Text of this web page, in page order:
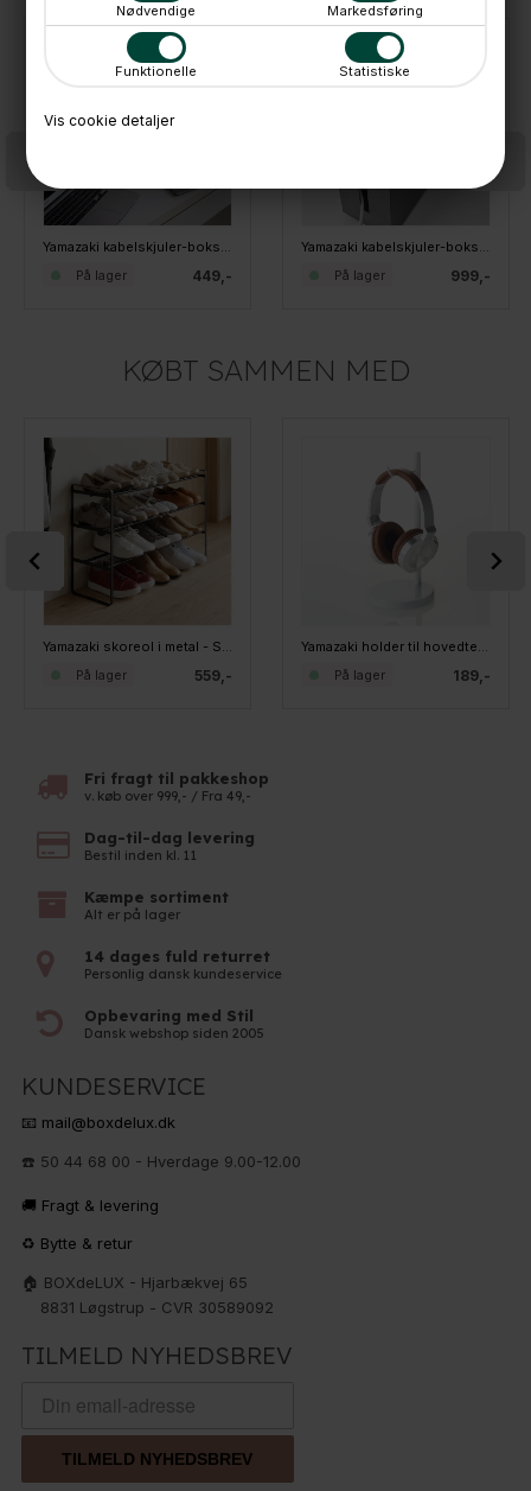
Nødvendige Markedsføring
Funktionelle Statistiske
Vis cookie detaljer
449,-
På lager 999,-
På lager
KØBT SAMMEN MED
559,-
På lager 189,-
På lager
Fri fragt til pakkeshop
v. køb over 999,- / Fra 49,-
Dag-til-dag levering
Bestil inden kl. 11
Kæmpe sortiment
Alt er på lager
14 dages fuld returret
Personlig dansk kundeservice
Opbevaring med Stil
Dansk webshop siden 2005
KUNDESERVICE
📧 mail@boxdelux.dk
☎️ 50 44 68 00 - Hverdage 9.00-12.00
🚚 Fragt & levering
♻️ Bytte & retur
🏠 BOXdeLUX - Hjarbækvej 65
8831 Løgstrup - CVR 30589092
TILMELD NYHEDSBREV
TILMELD NYHEDSBREV